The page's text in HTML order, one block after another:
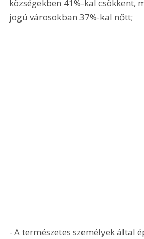
községekben 41%-kal csökkent,
jogú városokban 37%-kal nőtt;
- A természetes személyek által